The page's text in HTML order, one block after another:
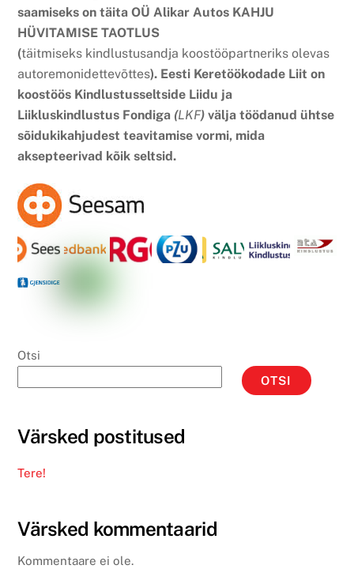
saamiseks on täita OÜ Alikar Autos KAHJU
HÜVITAMISE TAOTLUS
(täitmiseks kindlustusandja koostööpartneriks olevas
autoremonidettevõttes). Eesti Keretöökodade Liit on
koostöös Kindlustusseltside Liidu ja
Liikluskindlustus Fondiga (LKF)välja töödanud ühtse
sõidukikahjudest teavitamise vormi, mida
aksepteerivad kõik seltsid.
Otsi
OTSI
Värsked postitused
Tere!
Värsked kommentaarid
Kommentaare ei ole.